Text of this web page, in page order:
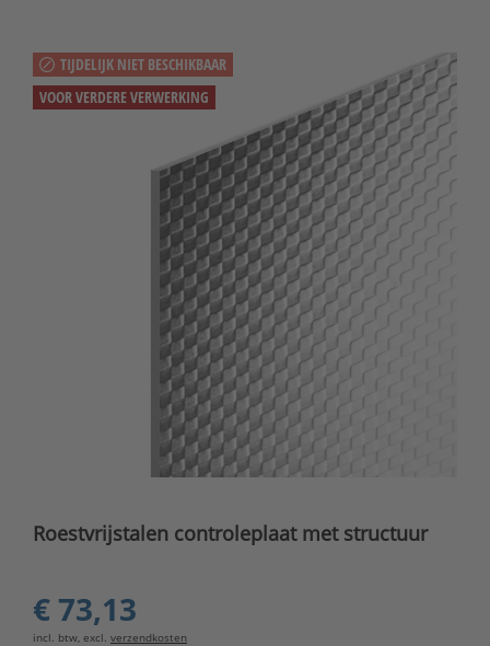
TIJDELIJK NIET BESCHIKBAAR
VOOR VERDERE VERWERKING
Roestvrijstalen controleplaat met structuur
€ 73,13
incl. btw, excl. verzendkosten